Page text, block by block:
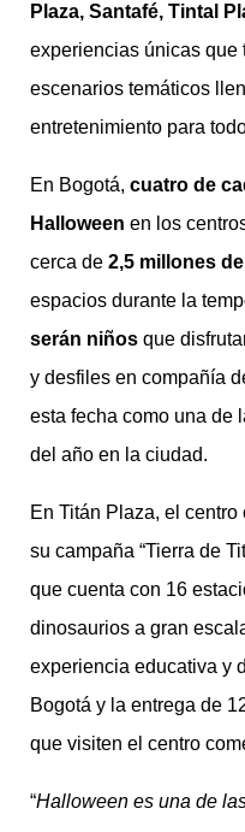
Plaza, Santafé, Tintal
experiencias únicas que
escenarios temáticos
entretenimiento para
En Bogotá, cuatro de
Halloween en los
cerca de 2,5 millones
espacios durante la
serán niños que
y desfiles en compañía
esta fecha como una de
del año en la ciudad.
En Titán Plaza, el
su campaña “Tierra de
que cuenta con 16
dinosaurios a gran
experiencia educativa y
Bogotá y la entrega de
que visiten el centro
“Halloween es una de